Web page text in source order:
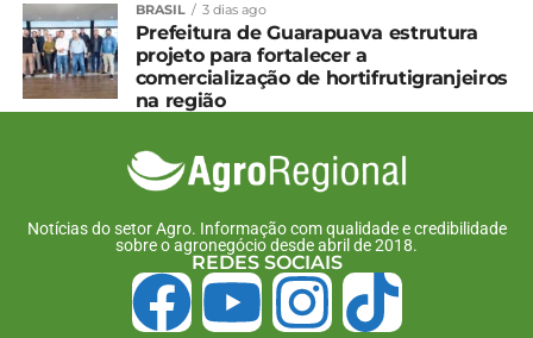
BRASIL 3 dias ago
Prefeitura de Guarapuava estrutura
projeto para fortalecer a
comercialização de hortifrutigranjeiros
na região
Notícias do setor Agro. Informação com qualidade e credibilidade
sobre o agronegócio desde abril de 2018.
REDES SOCIAIS